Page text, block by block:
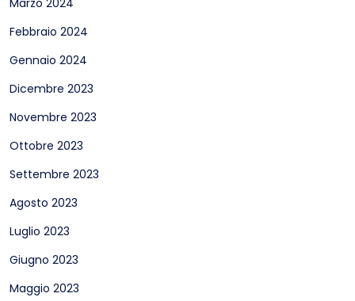
Marzo 2024
Febbraio 2024
Gennaio 2024
Dicembre 2023
Novembre 2023
Ottobre 2023
Settembre 2023
Agosto 2023
Luglio 2023
Giugno 2023
Maggio 2023